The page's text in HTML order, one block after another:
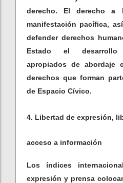
derecho. El derecho
manifestación pacífica,
defender derechos
Estado el desarrollo
apropiados de abordaje
derechos que forman
de Espacio Cívico.
4. Libertad de expresión,
acceso a información
Los índices
expresión y prensa